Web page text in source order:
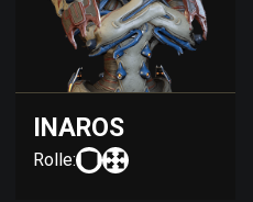
INAROS
Rolle: